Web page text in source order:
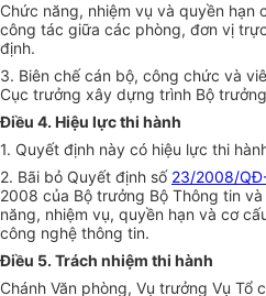
Chức năng, nhiệm vụ và quyền hạn
công tác giữa các phòng, đơn vị
định.
3. Biên chế cán bộ, công chức và
Cục trưởng xây dựng trình Bộ
Điều 4. Hiệu lực thi hành
1. Quyết định này có hiệu lực thi
2. Bãi bỏ Quyết định số 23/2008/
2008 của Bộ trưởng Bộ Thông tin
năng, nhiệm vụ, quyền hạn và cơ
công nghệ thông tin.
Điều 5. Trách nhiệm thi hành
Chánh Văn phòng, Vụ trưởng Vụ Tổ